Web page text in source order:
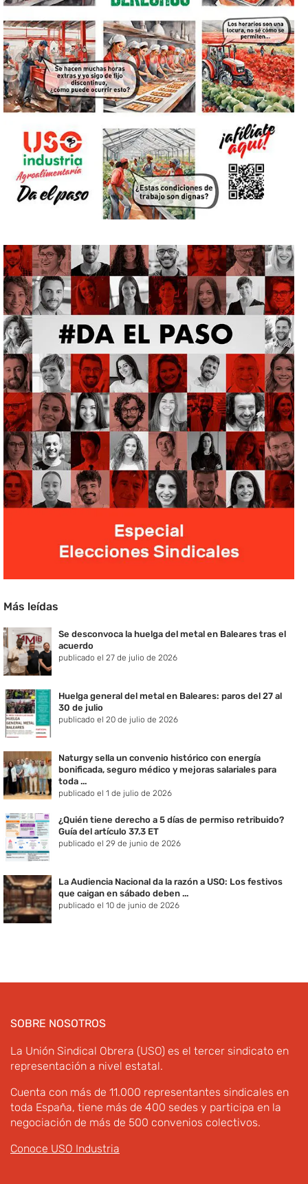
Más leídas
Se desconvoca la huelga del metal en Baleares tras el
acuerdo
publicado el 27 de julio de 2026
Huelga general del metal en Baleares: paros del 27 al
30 de julio
publicado el 20 de julio de 2026
Naturgy sella un convenio histórico con energía
bonificada, seguro médico y mejoras salariales para
toda ...
publicado el 1 de julio de 2026
¿Quién tiene derecho a 5 días de permiso retribuido?
Guía del artículo 37.3 ET
publicado el 29 de junio de 2026
La Audiencia Nacional da la razón a USO: Los festivos
que caigan en sábado deben ...
publicado el 10 de junio de 2026
SOBRE NOSOTROS
La Unión Sindical Obrera (USO) es el tercer sindicato en
representación a nivel estatal.
Cuenta con más de 11.000 representantes sindicales en
toda España, tiene más de 400 sedes y participa en la
negociación de más de 500 convenios colectivos.
Conoce USO Industria